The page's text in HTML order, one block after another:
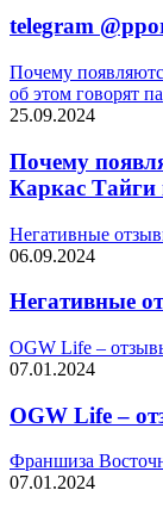
telegram
Почему
об этом говорят
25.09.2024
Почему
Каркас Тайги
Негативные
06.09.2024
Негативные
OGW Life –
07.01.2024
OGW Life –
Франшиза
07.01.2024